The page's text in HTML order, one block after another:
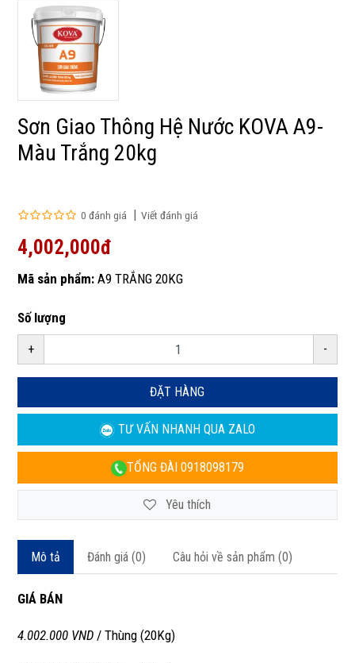
Sơn Giao Thông Hệ Nước KOVA A9-
Màu Trắng 20kg
0 đánh giá Viết đánh giá
4,002,000đ
Mã sản phẩm:A9 TRẮNG 20KG
Số lượng
+ -
ĐẶT HÀNG
TƯ VẤN NHANHQUA ZALO
TỔNG ĐÀI 0918098179
Yêu thích
Mô tả Đánh giá (0) Câu hỏi về sản phẩm (0)
GIÁ BÁN
4.002.000 VND / Thùng (20Kg)